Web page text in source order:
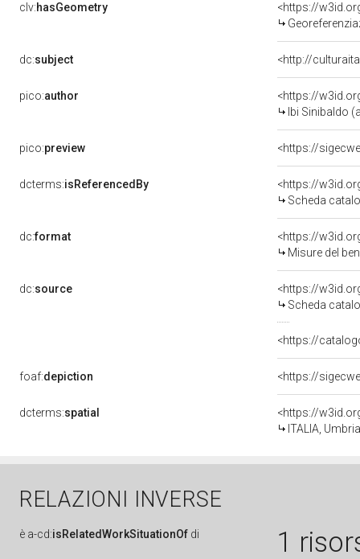
clv:hasGeometry
<https://
dc:subject <http://
pico:author
<https://
Ibi Sinibaldo
pico:preview <https://
dcterms:isReferencedBy
<https://
Scheda
dc:format
<https://
Misure del
dc:source
<https://
Scheda
<https://
foaf:depiction <https://
dcterms:spatial
<https://
ITALIA,
RELAZIONI INVERSE
è a-cd:isRelatedWorkSituationOf di 1